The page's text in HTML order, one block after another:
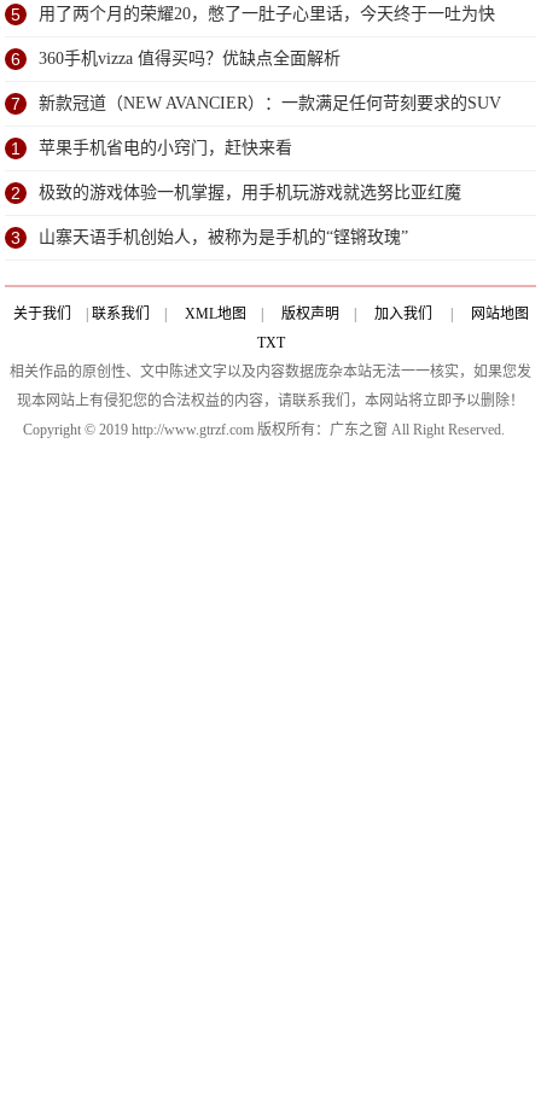
5 用了两个月的荣耀20，憋了一肚子心里话，今天终于一吐为快
6 360手机vizza 值得买吗？优缺点全面解析
7 新款冠道（NEW AVANCIER）：一款满足任何苛刻要求的SUV
1 苹果手机省电的小窍门，赶快来看
2 极致的游戏体验一机掌握，用手机玩游戏就选努比亚红魔
3 山寨天语手机创始人，被称为是手机的“铿锵玫瑰”
关于我们 联系我们 XML地图 版权声明 加入我们
网站地图
TXT
相关作品的原创性、文中陈述文字以及内容数据庞杂本站无法一一核实，如果您发
现本网站上有侵犯您的合法权益的内容，请联系我们，本网站将立即予以删除！
Copyright © 2019 http://www.gtrzf.com 版权所有：广东之窗 All Right Reserved.